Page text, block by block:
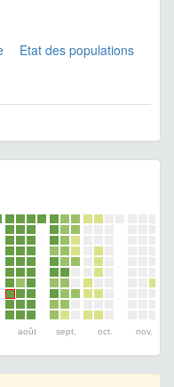
Etat des populations
août sept. oct. nov.